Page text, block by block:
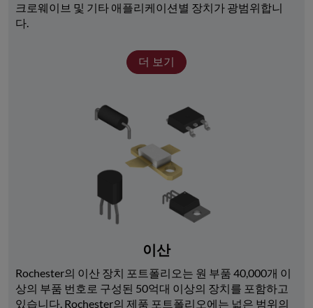
크로웨이브 및 기타 애플리케이션별 장치가 광범위합니
다.
더 보기
이산
Rochester의 이산 장치 포트폴리오는 원 부품 40,000개 이
상의 부품 번호로 구성된 50억대 이상의 장치를 포함하고
있습니다. Rochester의 제품 포트폴리오에는 넓은 범위의